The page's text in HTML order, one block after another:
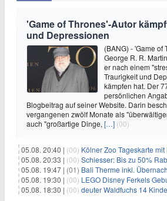
'Game of Thrones'-Autor
und Depressionen
(BANG) - 'Game of
George R. R.
er nach einem
Traurigkeit und
kämpfen hat. Der
persönlichen
Blogbeitrag auf seiner Website. Darin
vergangenen zwölf Monate als
auch "großartige Dinge, […] (00)
05.08. 20:40 | (00) Kölner Zoo Tageskarte mit Rabatt für
05.08. 20:33 | (00) Schiesser: Bis zu 50% Rabatt im
05.08. 19:47 | (01) Bali Therme inkl. Übernachtung & Frühstück im
05.08. 19:30 | (00) LEGO Disney Ferkels
05.08. 18:30 | (00) deuter Waldfuchs 14